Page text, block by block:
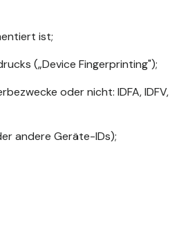
ist;
(„Device Fingerprinting");
oder nicht: IDFA, IDFV,
andere Geräte-IDs);